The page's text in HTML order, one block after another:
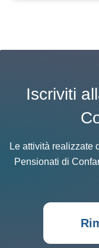
Iscriviti
Le attività realizzate
Pensionati di